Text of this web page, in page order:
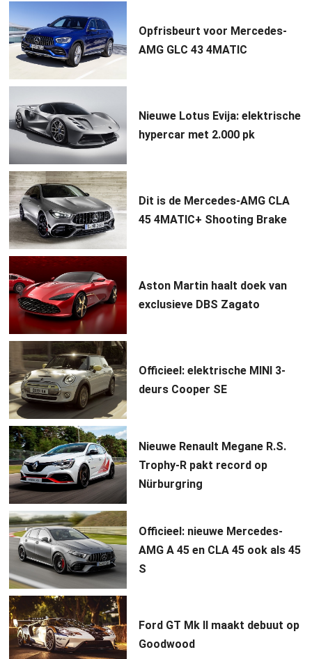
Opfrisbeurt voor Mercedes-
AMG GLC 43 4MATIC
Nieuwe Lotus Evija: elektrische
hypercar met 2.000 pk
Dit is de Mercedes-AMG CLA
45 4MATIC+ Shooting Brake
Aston Martin haalt doek van
exclusieve DBS Zagato
Officieel: elektrische MINI 3-
deurs Cooper SE
Nieuwe Renault Megane R.S.
Trophy-R pakt record op
Nürburgring
Officieel: nieuwe Mercedes-
AMG A 45 en CLA 45 ook als 45
S
Ford GT Mk II maakt debuut op
Goodwood